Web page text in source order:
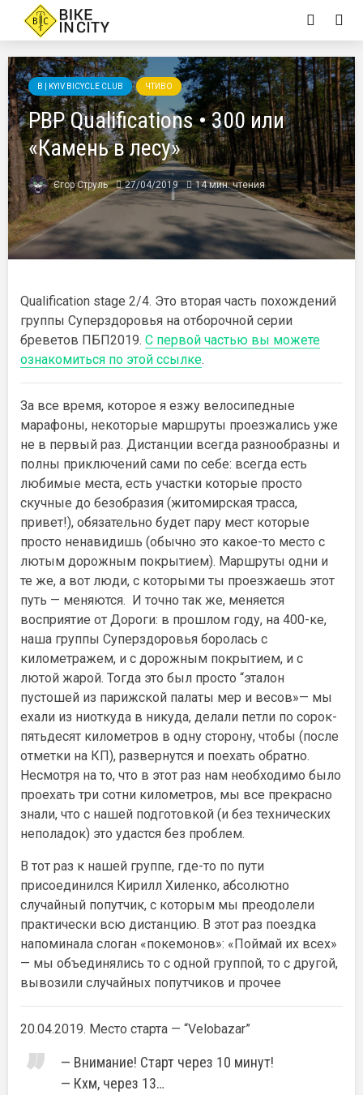
B | KYIV BICYCLE CLUB ЧТИВО
PBP Qualifications • 300 или
«Камень в лесу»
Єгор Струль 27/04/2019 14 мин. чтения
Qualification stage 2/4. Это вторая часть похождений
группы Суперздоровья на отборочной серии
бреветов ПБП2019. С первой частью вы можете
ознакомиться по этой ссылке.
За все время, которое я езжу велосипедные
марафоны, некоторые маршруты проезжались уже
не в первый раз. Дистанции всегда разнообразны и
полны приключений сами по себе: всегда есть
любимые места, есть участки которые просто
скучные до безобразия (житомирская трасса,
привет!), обязательно будет пару мест которые
просто ненавидишь (обычно это какое-то место с
лютым дорожным покрытием). Маршруты одни и
те же, а вот люди, с которыми ты проезжаешь этот
путь — меняются. И точно так же, меняется
восприятие от Дороги: в прошлом году, на 400-ке,
наша группы Суперздоровья боролась с
километражем, и с дорожным покрытием, и с
лютой жарой. Тогда это был просто “эталон
пустошей из парижской палаты мер и весов»— мы
ехали из ниоткуда в никуда, делали петли по сорок-
пятьдесят километров в одну сторону, чтобы (после
отметки на КП), развернутся и поехать обратно.
Несмотря на то, что в этот раз нам необходимо было
проехать три сотни километров, мы все прекрасно
знали, что с нашей подготовкой (и без технических
неполадок) это удастся без проблем.
В тот раз к нашей группе, где-то по пути
присоединился Кирилл Хиленко, абсолютно
случайный попутчик, с которым мы преодолели
практически всю дистанцию. В этот раз поездка
напоминала слоган «покемонов»: «Поймай их всех»
— мы объединялись то с одной группой, то с другой,
вывозили случайных попутчиков и прочее
20.04.2019. Место старта — “Velobazar”
— Внимание! Старт через 10 минут!
— Кхм, через 13…